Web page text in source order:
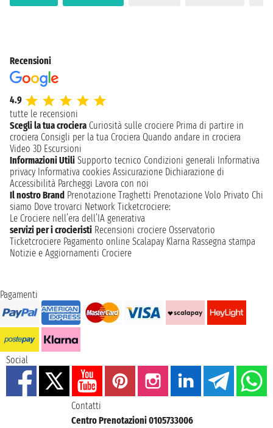
Recensioni
4.9
tutte le recensioni
Scegli la tua crociera Curiosità sulle crociere Prima di partire in
crociera Consigli per la tua Crociera Quando andare in crociera
Video 3D Escursioni
Informazioni Utili Supporto tecnico Condizioni generali Informativa
privacy Informativa cookies Assicurazione Dichiarazione di
Accessibilità Parcheggi Lavora con noi
Il nostro Brand Prenotazione Traghetti Prenotazione Volo Privato Chi
siamo Dove trovarci Network Ticketcrociere:
Le Crociere nell’era dell’IA generativa
servizi per i crocieristi Recensioni crociere Osservatorio
Ticketcrociere Pagamento online Scalapay Klarna Rassegna stampa
Notizie e Aggiornamenti Crociere
Pagamenti
Social
Contatti
Centro Prenotazioni 0105733006